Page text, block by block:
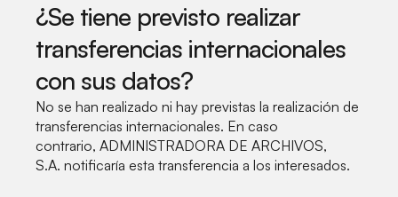
¿Se tiene previsto realizar
transferencias internacionales
con sus datos?
No se han realizado ni hay previstas la realización de
transferencias internacionales. En caso
contrario, ADMINISTRADORA DE ARCHIVOS,
S.A. notificaría esta transferencia a los interesados.